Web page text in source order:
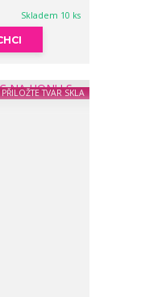
Skladem 10 ks
TVAR SKLA